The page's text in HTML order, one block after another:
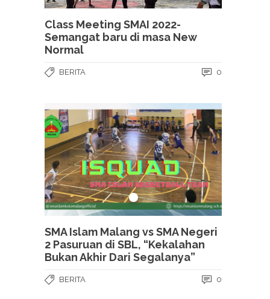
Class Meeting SMAI 2022-
Semangat baru di masa New
Normal
BERITA 0
SMA Islam Malang vs SMA Negeri
2 Pasuruan di SBL, “Kekalahan
Bukan Akhir Dari Segalanya”
BERITA 0